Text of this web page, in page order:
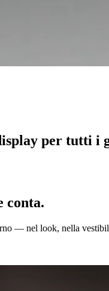
per tutti i
conta.
— nel look, nella